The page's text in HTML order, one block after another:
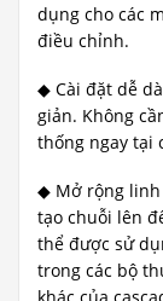
dụng cho các
điều chỉnh.
◆ Cài đặt dễ
giản. Không
thống ngay tại
◆ Mở rộng linh
tạo chuỗi lên
thể được sử
trong các bộ